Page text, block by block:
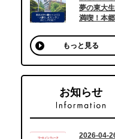
もっと見る
お知らせ